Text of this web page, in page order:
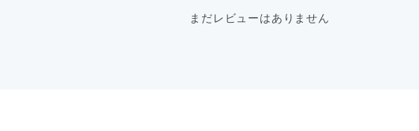
まだレビューはありません